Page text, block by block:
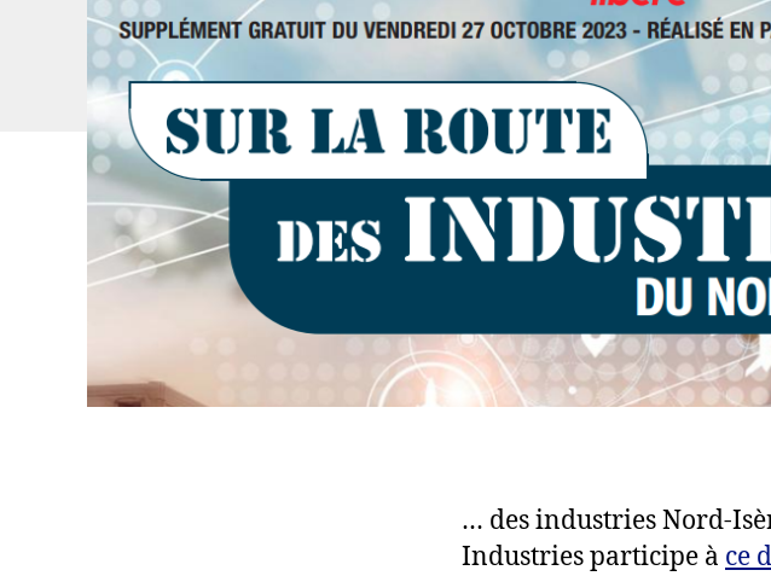
… des industries Nord-
Industries participe à ce